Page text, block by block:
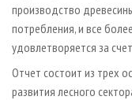
ИНСТРУМЕНТ И
БИБЛИОТЕКА
производство
потребления, и все
удовлетворяется за
Отчет состоит из трех
развития лесного